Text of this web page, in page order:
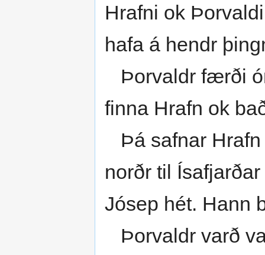
Hrafni ok
hafa á hendr
Þorvaldr færði
finna Hrafn ok
Þá safnar Hrafn
norðr til
Jósep hét. Hann
Þorvaldr varð